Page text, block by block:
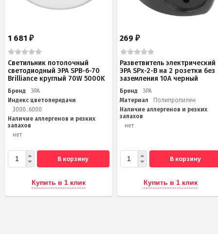
1 681 ₽
Светильник потолочный
светодиодный ЭРА SPB-6-70
Brilliance круглый 70W 5000K
Бренд
ЭРА
Индекс цветопередачи
3000...6000
Наличие аллергенов и резких
запахов
нет
В корзину
Купить в 1 клик
269₽
Разветвитель электрический
ЭРА SPx-2-B на 2 розетки без
заземления 10А черный
Бренд
ЭРА
Материал
Полипропилен
Наличие аллергенов и резких
запахов
нет
В корзину
Купить в 1 клик